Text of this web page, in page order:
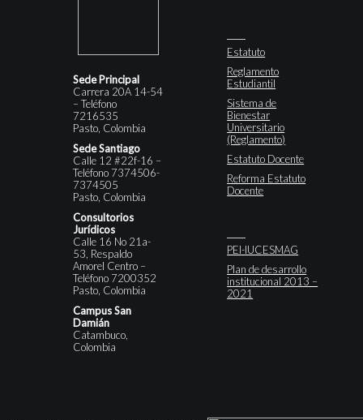
Sede Principal
Carrera 20A 14-54
– Teléfono
7216535
Pasto, Colombia
Sede Santiago
Calle 12 #22f-16 –
Teléfono 7374506-
7374505
Pasto, Colombia
Consultorios
Jurídicos
Calle 16 No 21a-
53, Respaldo
Amorel Centro –
Teléfono 7200352
Pasto, Colombia
Campus San
Damián
Catambuco,
Colombia
Estatuto
Reglamento
Estudiantil
Sistema de
Bienestar
Universitario
(Reglamento)
Estatuto Docente
Reforma Estatuto
Docente
PEI-IUCESMAG
Plan de desarrollo
institucional 2013 –
2021